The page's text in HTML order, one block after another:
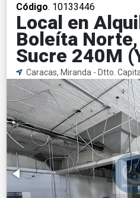
Código. 10133446
Local en
Boleíta
Sucre 240M
Caracas, Miranda - Dtto.